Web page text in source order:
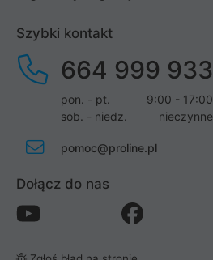
Szybki kontakt
664 999 933
pon. - pt.
9:00 - 17:00
sob. - niedz.
nieczynne
pomoc@proline.pl
Dołącz do nas